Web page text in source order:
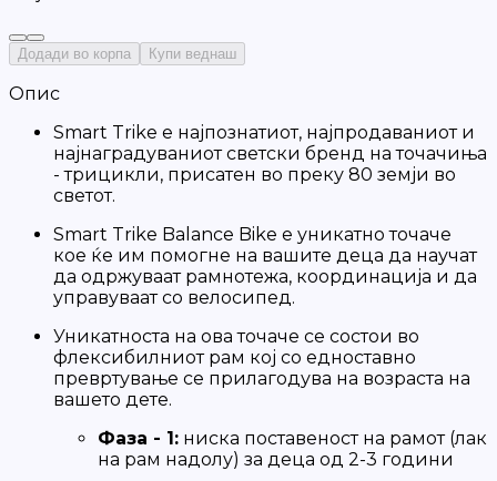
Додади во корпа Купи веднаш
Опис
Smart Trike е најпознатиот, најпродаваниот и
најнаградуваниот светски бренд на точачиња
- трицикли, присатен во преку 80 земји во
светот.
Smart Trike Balance Bike е уникатно точаче
кое ќе им помогне на вашите деца да научат
да одржуваат рамнотежа, координација и да
управуваат со велосипед.
Уникатноста на ова точаче се состои во
флексибилниот рам кој со едноставно
превртување се прилагодува на возраста на
вашето дете.
Фаза - 1: ниска поставеност на рамот (лак
на рам надолу) за деца од 2-3 години